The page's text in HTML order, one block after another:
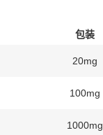
包装
20mg
100mg
1000mg